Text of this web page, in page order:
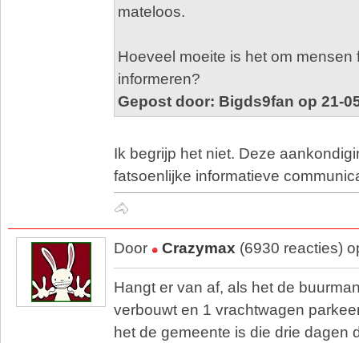
mateloos.
Hoeveel moeite is het om mensen
informeren?
Gepost door: Bigds9fan op 21-
Ik begrijp het niet. Deze
fatsoenlijke informatieve
🐴
Door Crazymax (6930 reacties)
Hangt er van af, als het de
verbouwt en 1 vrachtwagen
het de gemeente is die drie dagen